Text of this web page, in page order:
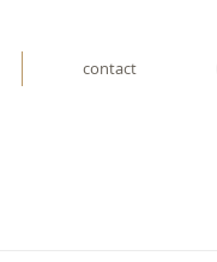
contact